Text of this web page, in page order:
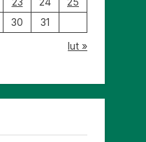
30 31
lut »